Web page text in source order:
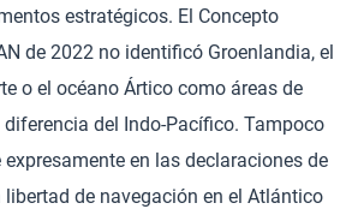
estratégicos. El Concepto
de 2022 no identificó Groenlandia, el
o el océano Ártico como áreas de
del Indo-Pacífico. Tampoco
en las declaraciones de
de navegación en el Atlántico